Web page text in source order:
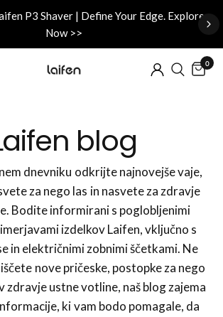
P3 Shaver | Define Your Edge. Explore
Now >>
0
blog
dnevniku odkrijte najnovejše vaje,
za nego las in nasvete za zdravje
Bodite informirani s poglobljenimi
izdelkov Laifen, vključno s
in električnimi zobnimi ščetkami. Ne
nove pričeske, postopke za nego
zdravje ustne votline, naš blog zajema
ki vam bodo pomagale, da